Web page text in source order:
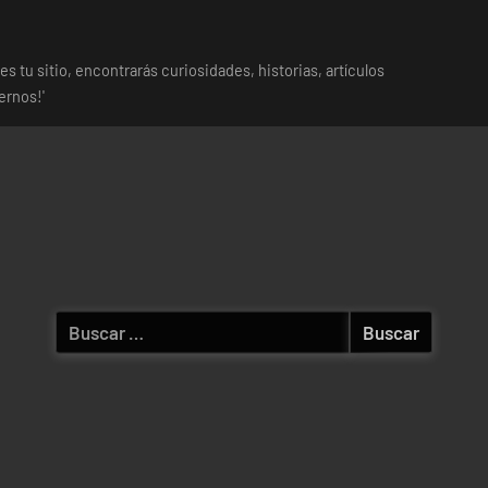
tu sitio, encontrarás curiosidades, historias, artículos
Buscar: